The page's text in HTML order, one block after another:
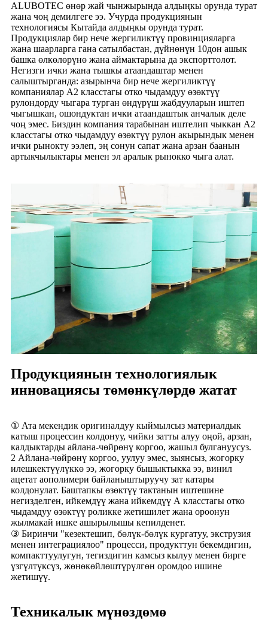
ALUBOTEC өнөр жай чынжырында алдыңкы орунда турат
жана чоң демилгеге ээ. Учурда продукциянын
технологиясы Кытайда алдыңкы орунда турат.
Продукциялар бир нече жергиликтүү провинцияларга
жана шаарларга гана сатылбастан, дүйнөнүн 10дон ашык
башка өлкөлөрүнө жана аймактарына да экспорттолот.
Негизги ички жана тышкы атаандаштар менен
салыштырганда: азырынча бир нече жергиликтүү
компаниялар А2 класстагы отко чыдамдуу өзөктүү
рулондорду чыгара турган өндүрүш жабдууларын иштеп
чыгышкан, ошондуктан ички атаандаштык анчалык деле
чоң эмес. Биздин компания тарабынан иштелип чыккан А2
класстагы отко чыдамдуу өзөктүү рулон акырындык менен
ички рынокту ээлеп, эң сонун сапат жана арзан баанын
артыкчылыктары менен эл аралык рынокко чыга алат.
Продукциянын технологиялык
инновациясы төмөнкүлөрдө жатат
① Ата мекендик оригиналдуу кыймылсыз материалдык
катыш процессин колдонуу, чийки затты алуу оңой, арзан,
калдыктарды айлана-чөйрөнү коргоо, жашыл булгануусуз.
2 Айлана-чөйрөнү коргоо, уулуу эмес, зыянсыз, жогорку
илешкектүүлүккө ээ, жогорку бышыктыкка ээ, винил
ацетат аополимери байланыштыруучу зат катары
колдонулат. Баштапкы өзөктүү тактанын иштешине
негизделген, ийкемдүү жана ийкемдүү А класстагы отко
чыдамдуу өзөктүү роликке жетишилет жана ороонун
жылмакай ишке ашырылышы кепилденет.
③ Биринчи "кезектешип, бөлүк-бөлүк кургатуу, экструзия
менен интеграциялоо" процесси, продукттун бекемдигин,
компакттуулугун, тегиздигин камсыз кылуу менен бирге
үзгүлтүксүз, жөнөкөйлөштүрүлгөн оромдоо ишине
жетишүү.
Техникалык мүнөздөмө